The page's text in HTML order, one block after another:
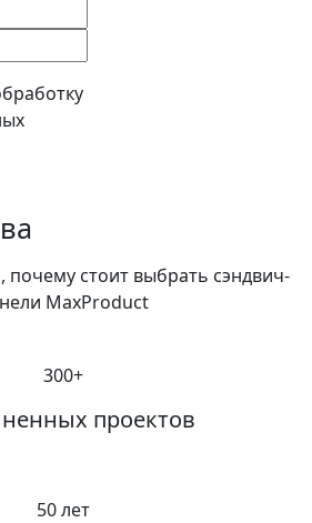
почему стоит выбрать сэндвич-
MaxProduct
300+
проектов
50 лет